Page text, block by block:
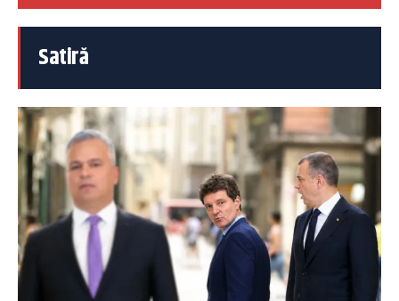
Satiră